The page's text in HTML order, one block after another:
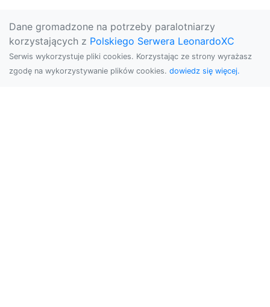
Dane gromadzone na potrzeby paralotniarzy
korzystających z Polskiego Serwera LeonardoXC
Serwis wykorzystuje pliki cookies. Korzystając ze strony wyrażasz
zgodę na wykorzystywanie plików cookies. dowiedz się więcej.